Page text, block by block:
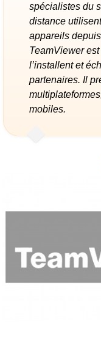
spécialistes du
distance
appareils
TeamViewer
l’installent et
partenaires. Il
mobiles.